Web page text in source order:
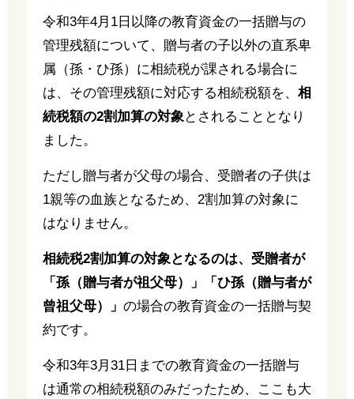
令和3年4月1日以降の教育資金の一括贈与の
管理残額について、贈与者の子以外の直系卑
属（孫・ひ孫）に相続税が課される場合に
は、その管理残額に対応する相続税額を、 相
続税額の2割加算の対象とされることとなり
ました。
ただし贈与者が父母の場合、受贈者の子供は
1親等の血族となるため、2割加算の対象に
はなりません。
相続税2割加算の対象となるのは、受贈者が
「孫（贈与者が祖父母）」「ひ孫（贈与者が
曾祖父母）」 の場合の教育資金の一括贈与契
約です。
令和3年3月31日までの教育資金の一括贈与
は通常の相続税額のみだったため、ここも大